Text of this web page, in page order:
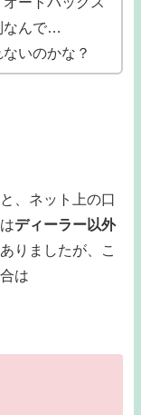
なんで…
いのかな？
、ネット上の口
ディーラー以外
りましたが、こ
は